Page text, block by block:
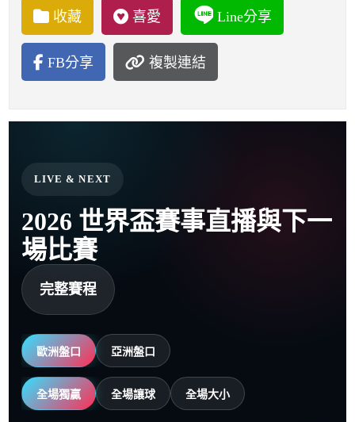
收藏 喜愛 Line分享
FB分享 複製連結
LIVE & NEXT
2026 世界盃賽事直播與下一
場比賽
完整賽程
歐洲盤口 亞洲盤口
全場獨贏 全場讓球 全場大小